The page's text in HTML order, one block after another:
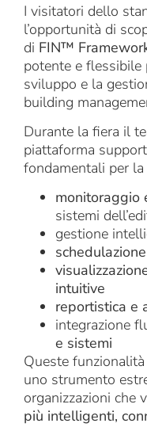
I visitatori dello
l’opportunità di
di FIN™
potente e flessibile
sviluppo e la
building
Durante la fiera il
piattaforma
fondamentali per
monitoraggio
sistemi
gestione
intuitive
reportistica e
integrazione
e sistemi
Queste
uno strumento
organizzazioni che
più intelligenti,